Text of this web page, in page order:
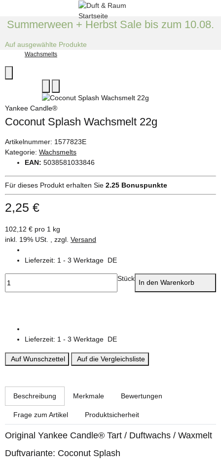
Summerween + Herbst Sale bis zum 10.08.
Auf ausgewählte Produkte
Wachsmelts
Yankee Candle®
Coconut Splash Wachsmelt 22g
Artikelnummer: 1577823E
Kategorie: Wachsmelts
EAN: 5038581033846
Für dieses Produkt erhalten Sie 2.25 Bonuspunkte
2,25 €
102,12 € pro 1 kg
inkl. 19% USt. , zzgl. Versand
Lieferzeit: 1 - 3 Werktage DE
Stück In den Warenkorb
Lieferzeit: 1 - 3 Werktage DE
Auf Wunschzettel Auf die Vergleichsliste
Beschreibung Merkmale Bewertungen
Frage zum Artikel Produktsicherheit
Original Yankee Candle® Tart / Duftwachs / Waxmelt
Duftvariante: Coconut Splash